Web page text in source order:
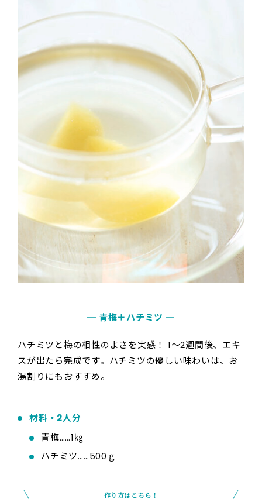
─ 青梅＋ハチミツ ─
ハチミツと梅の相性のよさを実感！ 1〜2週間後、エキ
スが出たら完成です。ハチミツの優しい味わいは、お
湯割りにもおすすめ。
材料・2人分
青梅……1㎏
ハチミツ……500ｇ
作り方はこちら！